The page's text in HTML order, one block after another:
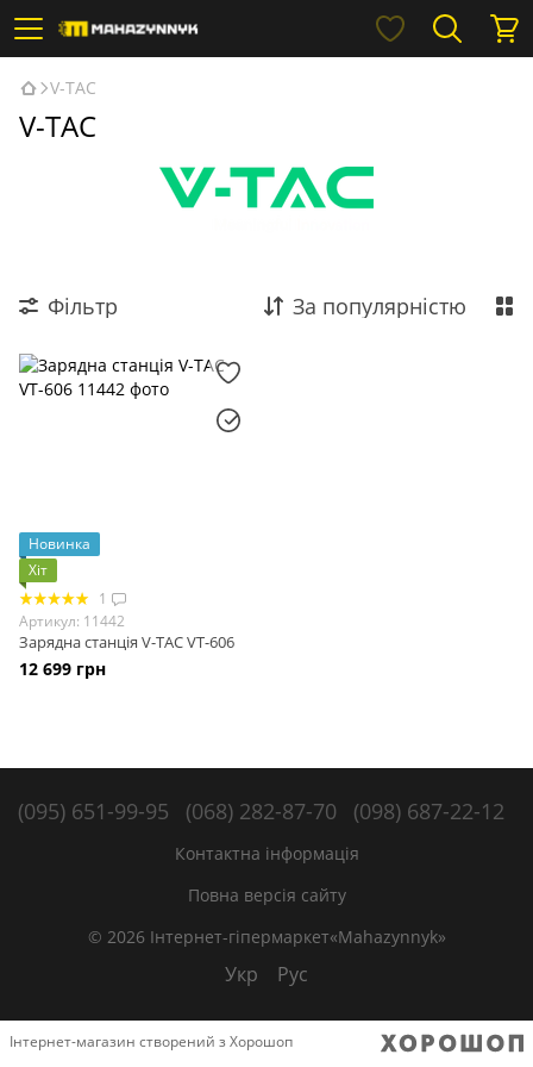
V-TAC
V-TAC
Фільтр За популярністю
Новинка
Хіт
1
Артикул: 11442
Зарядна станція V-TAC VT-606
12 699 грн
(095) 651-99-95 (068) 282-87-70 (098) 687-22-12
Контактна інформація
Повна версія сайту
© 2026 Інтернет-гіпермаркет«Mahazynnyk»
Укр Рус
Інтернет-магазин створений з Хорошоп